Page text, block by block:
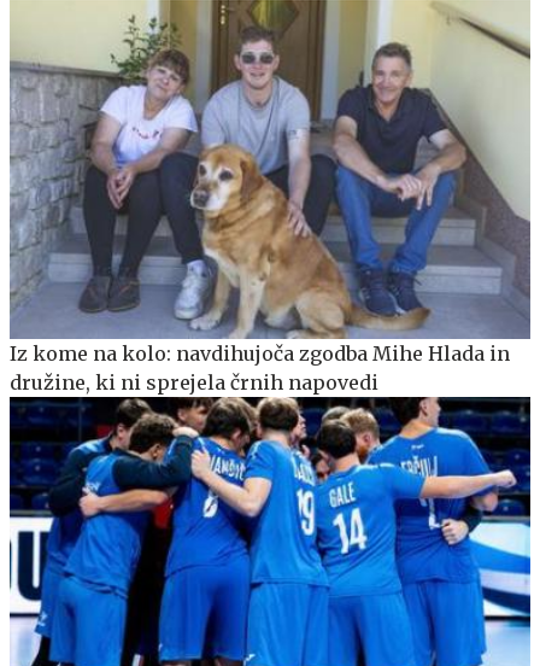
Iz kome na kolo: navdihujoča zgodba Mihe Hlada in
družine, ki ni sprejela črnih napovedi